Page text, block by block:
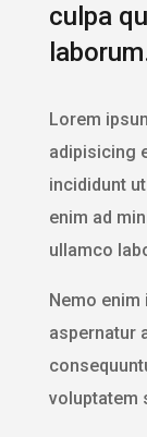
culpa
Lorem
adipisicing
incididunt
enim ad
ullamco
Nemo
aspernatur
voluptatem